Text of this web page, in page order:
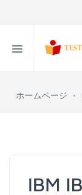
ホームページ
IBM